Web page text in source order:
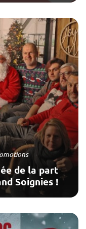
de la part
Soignies !